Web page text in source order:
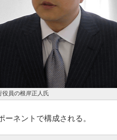
役員の根岸正人氏
ネントで構成される。